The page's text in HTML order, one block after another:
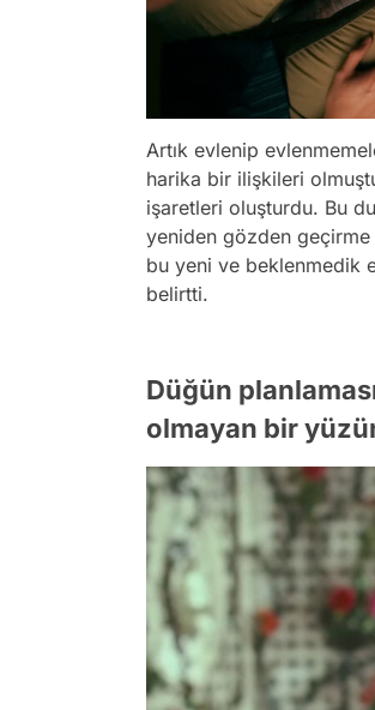
Artık evlenip
harika bir ilişkileri
işaretleri oluşturdu. Bu
yeniden gözden
bu yeni ve beklenmedik
belirtti.
Düğün
olmayan bir